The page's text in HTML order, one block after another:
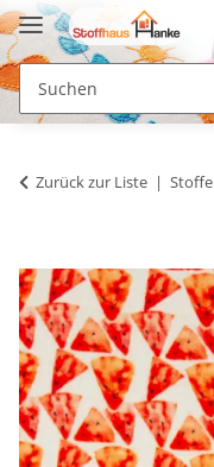
Zurück zur Liste Stoffe